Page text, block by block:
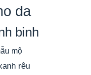
da
binh
mộ
rêu